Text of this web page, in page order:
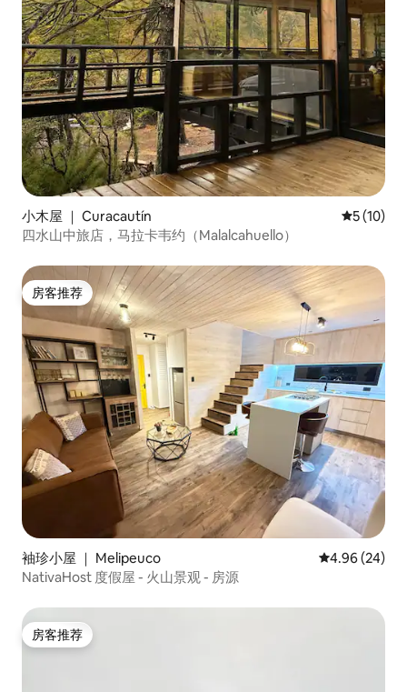
小木屋 ｜ Curacautín 平均评分
5 (10)
四水山中旅店，马拉卡韦约（Malalcahuello）
房客推荐
房客推荐
袖珍小屋 ｜ Melipeuco 平均评分 4.96
4.96 (24)
NativaHost 度假屋 - 火山景观 - 房源
房客推荐
房客推荐